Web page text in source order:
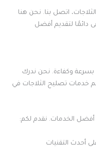
اتصل بنا. نحن هنا
دائمًا لتقديم أفضل
بسرعة وكفاءة. نحن ندرك
خدمات تصليح الثلاجات في
الخدمات. نقدم لكم:
التقنيات